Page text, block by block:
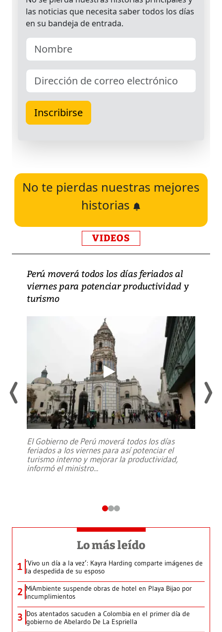
No te pierdas nuestras mejores
historias
VIDEOS
Perú moverá todos los días feriados al
viernes para potenciar productividad y
turismo
El Gobierno de Perú moverá todos los días
feriados a los viernes para así potenciar el
turismo interno y mejorar la productividad,
informó el ministro...
Lo más leído
1 ‘Vivo un día a la vez’: Kayra Harding comparte imágenes de
la despedida de su esposo
2 MiAmbiente suspende obras de hotel en Playa Bijao por
incumplimientos
3 Dos atentados sacuden a Colombia en el primer día de
gobierno de Abelardo De La Espriella